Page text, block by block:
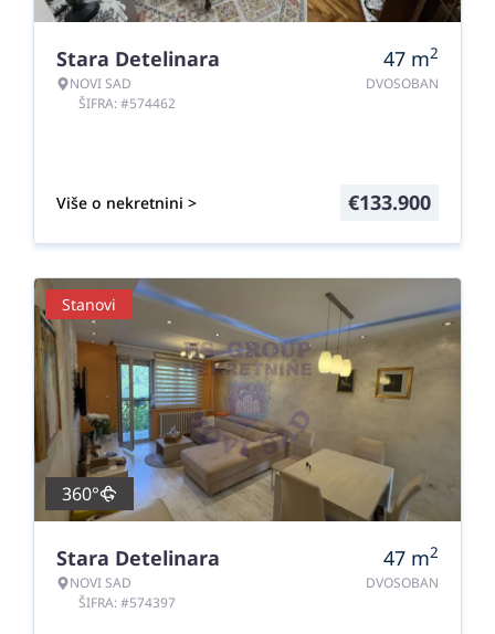
Stara Detelinara
NOVI SAD
ŠIFRA: #574462
47 m2
DVOSOBAN
Više o nekretnini > €133.900
Stanovi
360°
Stara Detelinara
NOVI SAD
ŠIFRA: #574397
47 m2
DVOSOBAN